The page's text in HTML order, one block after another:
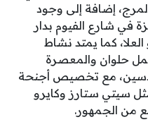
إضافة إلى وجود
في شارع الفيوم بدار
العلا، كما يمتد نشاط
رمضان 2026 ليشمل حلوان والمعصرة
مع تخصيص أجنحة
سيتي ستارز وكايرو
من الجمهور.